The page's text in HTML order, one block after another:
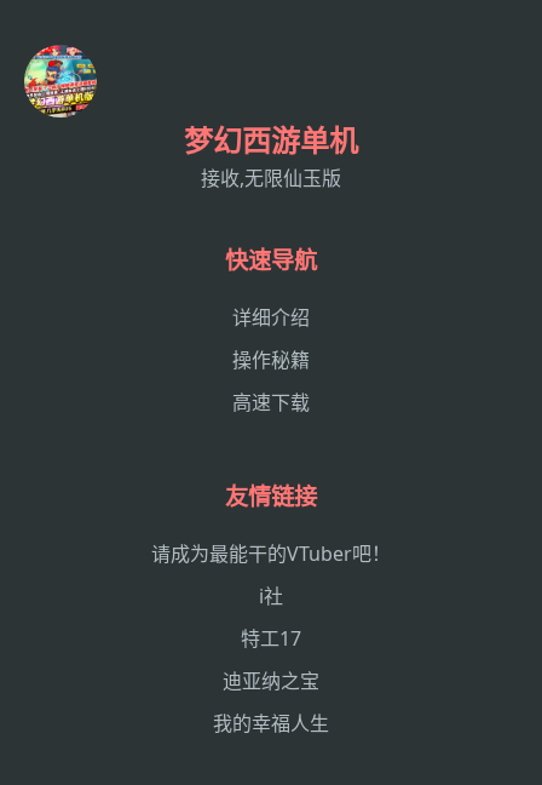
梦幻西游单机
接收,无限仙玉版
快速导航
详细介绍
操作秘籍
高速下载
友情链接
请成为最能干的VTuber吧！
i社
特工17
迪亚纳之宝
我的幸福人生